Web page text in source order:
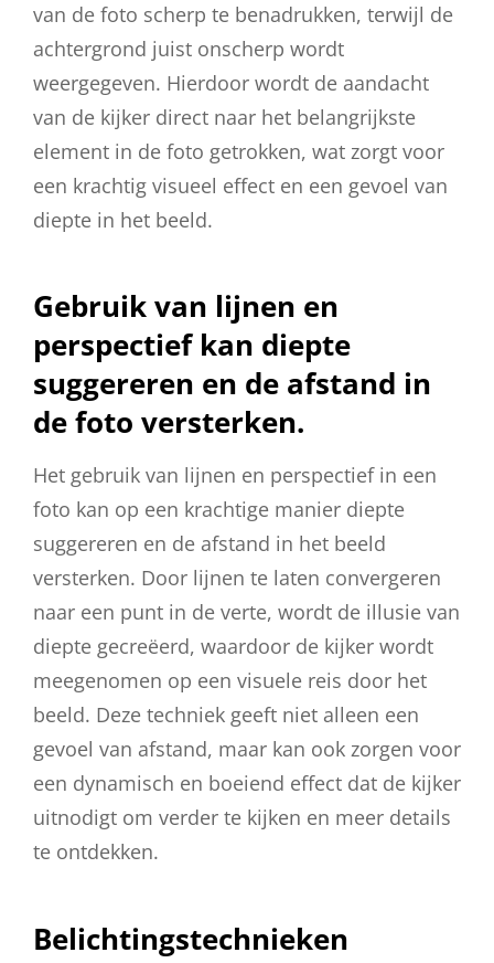
van de foto scherp te benadrukken, terwijl de
achtergrond juist onscherp wordt
weergegeven. Hierdoor wordt de aandacht
van de kijker direct naar het belangrijkste
element in de foto getrokken, wat zorgt voor
een krachtig visueel effect en een gevoel van
diepte in het beeld.
Gebruik van lijnen en
perspectief kan diepte
suggereren en de afstand in
de foto versterken.
Het gebruik van lijnen en perspectief in een
foto kan op een krachtige manier diepte
suggereren en de afstand in het beeld
versterken. Door lijnen te laten convergeren
naar een punt in de verte, wordt de illusie van
diepte gecreëerd, waardoor de kijker wordt
meegenomen op een visuele reis door het
beeld. Deze techniek geeft niet alleen een
gevoel van afstand, maar kan ook zorgen voor
een dynamisch en boeiend effect dat de kijker
uitnodigt om verder te kijken en meer details
te ontdekken.
Belichtingstechnieken